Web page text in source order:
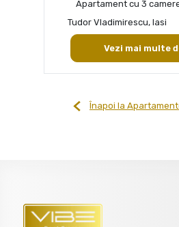
Apartament cu 3
Tudor Vladimirescu, Iasi
Vezi mai multe
Înapoi la